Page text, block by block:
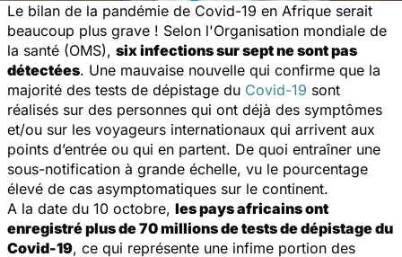
Le bilan de la pandémie de Covid-19 en Afrique serait
beaucoup plus grave ! Selon l'Organisation mondiale de
la santé (OMS), six infections sur sept ne sont pas
détectées. Une mauvaise nouvelle qui confirme que la
majorité des tests de dépistage du Covid-19 sont
réalisés sur des personnes qui ont déjà des symptômes
et/ou sur les voyageurs internationaux qui arrivent aux
points d’entrée ou qui en partent. De quoi entraîner une
sous-notification à grande échelle, vu le pourcentage
élevé de cas asymptomatiques sur le continent.
A la date du 10 octobre, les pays africains ont
enregistré plus de 70 millions de tests de dépistage du
Covid-19, ce qui représente une infime portion des